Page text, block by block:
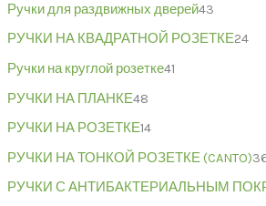
Ручки для раздвижных дверей43
РУЧКИ НА КВАДРАТНОЙ РОЗЕТКЕ24
Ручки на круглой розетке41
РУЧКИ НА ПЛАНКЕ48
РУЧКИ НА РОЗЕТКЕ14
РУЧКИ НА ТОНКОЙ РОЗЕТКЕ (CANTO)
РУЧКИ С АНТИБАКТЕРИАЛЬНЫМ